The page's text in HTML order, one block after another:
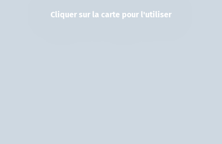
Cliquer sur la carte pour l'utiliser